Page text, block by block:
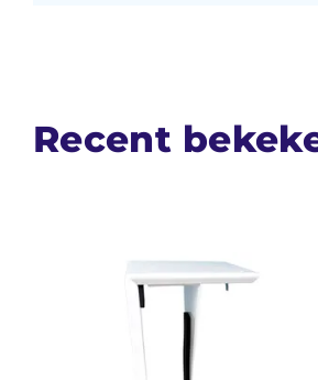
Recent